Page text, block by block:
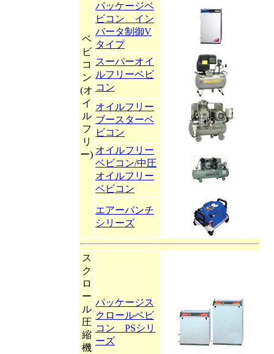
ベ
ビ
コ
ン
(オ
イ
ル
フ
リ
ー)
パッケージベ
ビコン イン
バータ制御V
タイプ
スーパーオイ
ルフリーベビ
コン
オイルフリー
ブースターベ
ビコン
オイルフリー
ベビコン/中圧
オイルフリー
ベビコン
エアーパンチ
シリーズ
ス
ク
ロ
ー
ル
圧
縮
機
パッケージス
クロールベビ
コン PSシリ
ーズ